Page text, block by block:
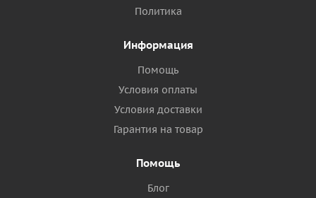
Политика
Информация
Помощь
Условия оплаты
Условия доставки
Гарантия на товар
Помощь
Блог